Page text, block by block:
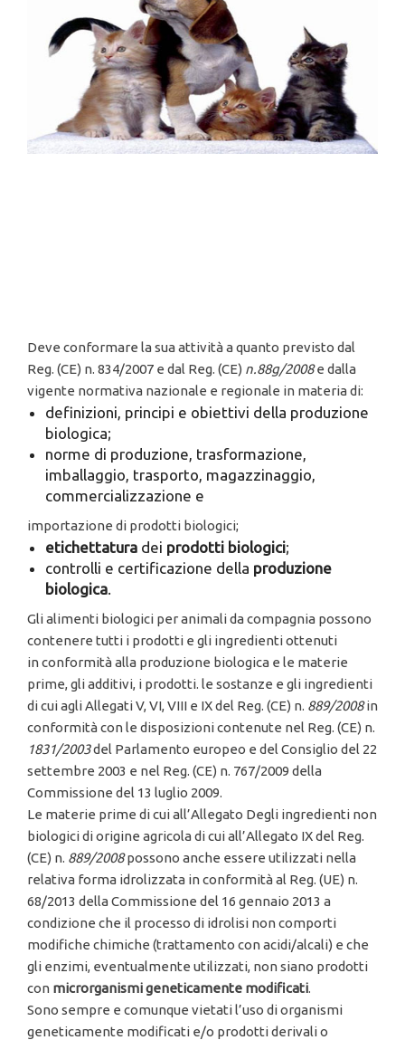
Deve conformare la sua attività a quanto previsto dal
Reg. (CE) n. 834/2007 e dal Reg. (CE) n.88g/2008e dalla
vigente normativa nazionale e regionale in materia di:
definizioni, principi e obiettivi della produzione
biologica;
norme di produzione, trasformazione,
imballaggio, trasporto, magazzinaggio,
commercializzazione e
importazione di prodotti biologici;
etichettatura dei prodotti biologici;
controlli e certificazione della produzione
biologica
Gli alimenti biologici per animali da compagnia possono
contenere tutti i prodotti e gli ingredienti ottenuti
in conformità alla produzione biologica e le materie
prime, gli additivi, i prodotti. le sostanze e gli ingredienti
di cui agli Allegati V, VI, VIII e IX del Reg. (CE) n. 889/2008in
conformità con le disposizioni contenute nel Reg. (CE) n.
1831/2003del Parlamento europeo e del Consiglio del 22
settembre 2003 e nel Reg. (CE) n. 767/2009 della
Commissione del 13 luglio 2009.
Le materie prime di cui all’Allegato Degli ingredienti non
biologici di origine agricola di cui all’Allegato IX del Reg.
(CE) n. 889/2008possono anche essere utilizzati nella
relativa forma idrolizzata in conformità al Reg. (UE) n.
68/2013 della Commissione del 16 gennaio 2013 a
condizione che il processo di idrolisi non comporti
modifiche chimiche (trattamento con acidi/alcali) e che
gli enzimi, eventualmente utilizzati, non siano prodotti
con microrganismigeneticamente modificati.
Sono sempre e comunque vietati l’uso di organismi
geneticamente modificati e/o prodotti derivali o